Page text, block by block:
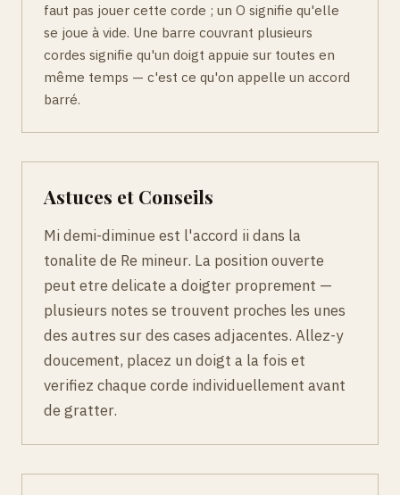
faut pas jouer cette corde ; un O signifie qu'elle
se joue à vide. Une barre couvrant plusieurs
cordes signifie qu'un doigt appuie sur toutes en
même temps — c'est ce qu'on appelle un accord
barré.
Astuces et Conseils
Mi demi-diminue est l'accord ii dans la
tonalite de Re mineur. La position ouverte
peut etre delicate a doigter proprement —
plusieurs notes se trouvent proches les unes
des autres sur des cases adjacentes. Allez-y
doucement, placez un doigt a la fois et
verifiez chaque corde individuellement avant
de gratter.